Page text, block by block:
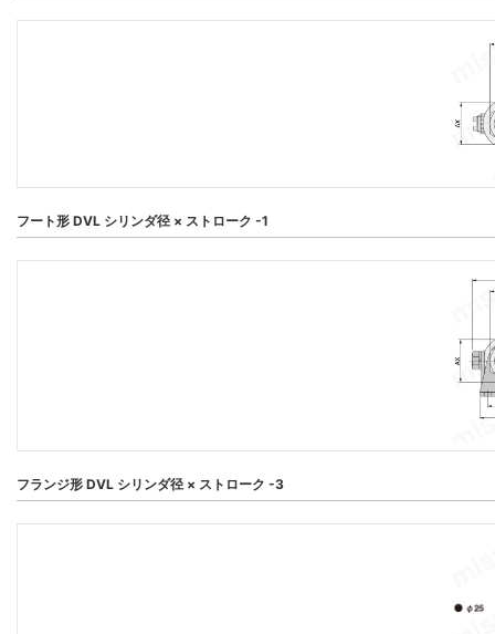
フート形 DVL シリンダ径 × ストローク -1
フランジ形 DVL シリンダ径 × ストローク -3